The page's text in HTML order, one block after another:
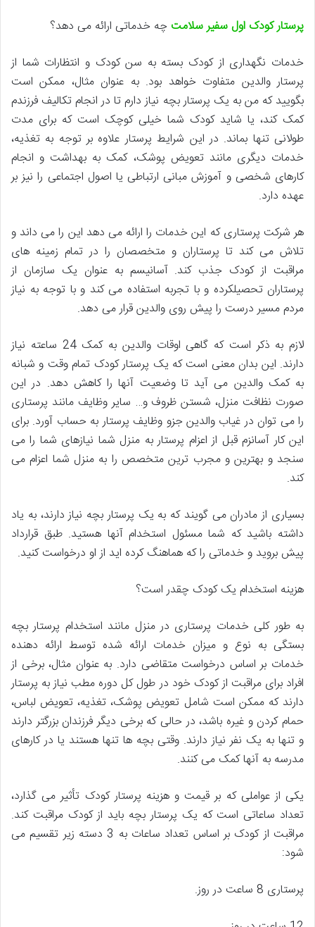
پرستار کودک اول سفیر سلامت چه خدماتی ارائه می دهد؟
خدمات نگهداری از کودک بسته به سن کودک و انتظارات شما از
پرستار والدین متفاوت خواهد بود. به عنوان مثال، ممکن است
بگویید که من به یک پرستار بچه نیاز دارم تا در انجام تکالیف فرزندم
کمک کند، یا شاید کودک شما خیلی کوچک است که برای مدت
طولانی تنها بماند. در این شرایط پرستار علاوه بر توجه به تغذیه،
خدمات دیگری مانند تعویض پوشک، کمک به بهداشت و انجام
کارهای شخصی و آموزش مبانی ارتباطی یا اصول اجتماعی را نیز بر
عهده دارد.
هر شرکت پرستاری که این خدمات را ارائه می دهد این را می داند و
تلاش می کند تا پرستاران و متخصصان را در تمام زمینه های
مراقبت از کودک جذب کند. آسانیسم به عنوان یک سازمان از
پرستاران تحصیلکرده و با تجربه استفاده می کند و با توجه به نیاز
مردم مسیر درست را پیش روی والدین قرار می دهد.
لازم به ذکر است که گاهی اوقات والدین به کمک 24 ساعته نیاز
دارند. این بدان معنی است که یک پرستار کودک تمام وقت و شبانه
به کمک والدین می آید تا وضعیت آنها را کاهش دهد. در این
صورت نظافت منزل، شستن ظروف و… سایر وظایف مانند پرستاری
را می توان در غیاب والدین جزو وظایف پرستار به حساب آورد. برای
این کار آسانزم قبل از اعزام پرستار به منزل شما نیازهای شما را می
سنجد و بهترین و مجرب ترین متخصص را به منزل شما اعزام می
کند.
بسیاری از مادران می گویند که به یک پرستار بچه نیاز دارند، به یاد
داشته باشید که شما مسئول استخدام آنها هستید. طبق قرارداد
پیش بروید و خدماتی را که هماهنگ کرده اید از او درخواست کنید.
هزینه استخدام یک کودک چقدر است؟
به طور کلی خدمات پرستاری در منزل مانند استخدام پرستار بچه
بستگی به نوع و میزان خدمات ارائه شده توسط ارائه دهنده
خدمات بر اساس درخواست متقاضی دارد. به عنوان مثال، برخی از
افراد برای مراقبت از کودک خود در طول کل دوره مطب نیاز به پرستار
دارند که ممکن است شامل تعویض پوشک، تغذیه، تعویض لباس،
حمام کردن و غیره باشد، در حالی که برخی دیگر فرزندان بزرگتر دارند
و تنها به یک نفر نیاز دارند. وقتی بچه ها تنها هستند یا در کارهای
مدرسه به آنها کمک می کنند.
یکی از عواملی که بر قیمت و هزینه پرستار کودک تأثیر می گذارد،
تعداد ساعاتی است که یک پرستار بچه باید از کودک مراقبت کند.
مراقبت از کودک بر اساس تعداد ساعات به 3 دسته زیر تقسیم می
شود:
پرستاری 8 ساعت در روز.